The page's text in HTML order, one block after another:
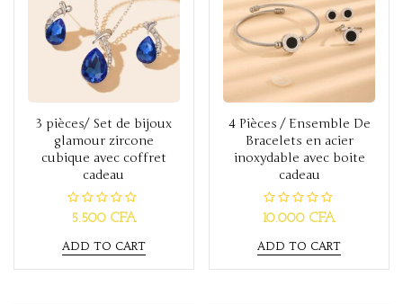
3 pièces/ Set de bijoux
glamour zircone
cubique avec coffret
cadeau
R
a
e
d
0
5.500 CFA
ADD TO CART
4 Pièces / Ensemble De
Bracelets en acier
inoxydable avec boite
cadeau
R
a
e
d
0
10.000CFA
ADD TO CART